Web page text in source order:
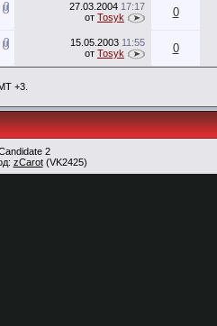
27.03.2004 17:17
от Tosyk 0
15.05.2003 11:55
от Tosyk 0
+3.
2
zCarot(VK2425)